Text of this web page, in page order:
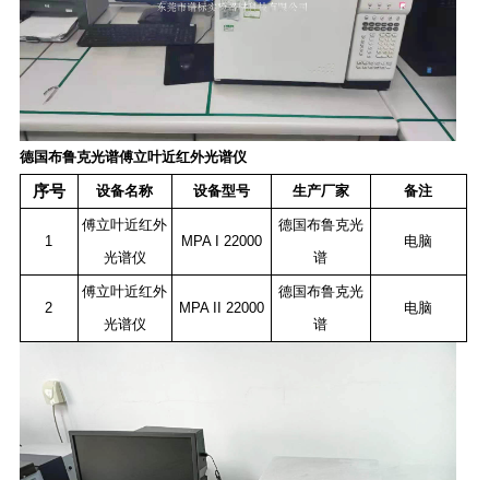
德国布鲁克光谱傅立叶近红外光谱仪
序号 设备名称 设备型号 生产厂家 备注
1
傅立叶近红外
光谱仪
MPA I 22000
德国布鲁克光
谱
电脑
2
傅立叶近红外
光谱仪
MPA II 22000
德国布鲁克光
谱
电脑